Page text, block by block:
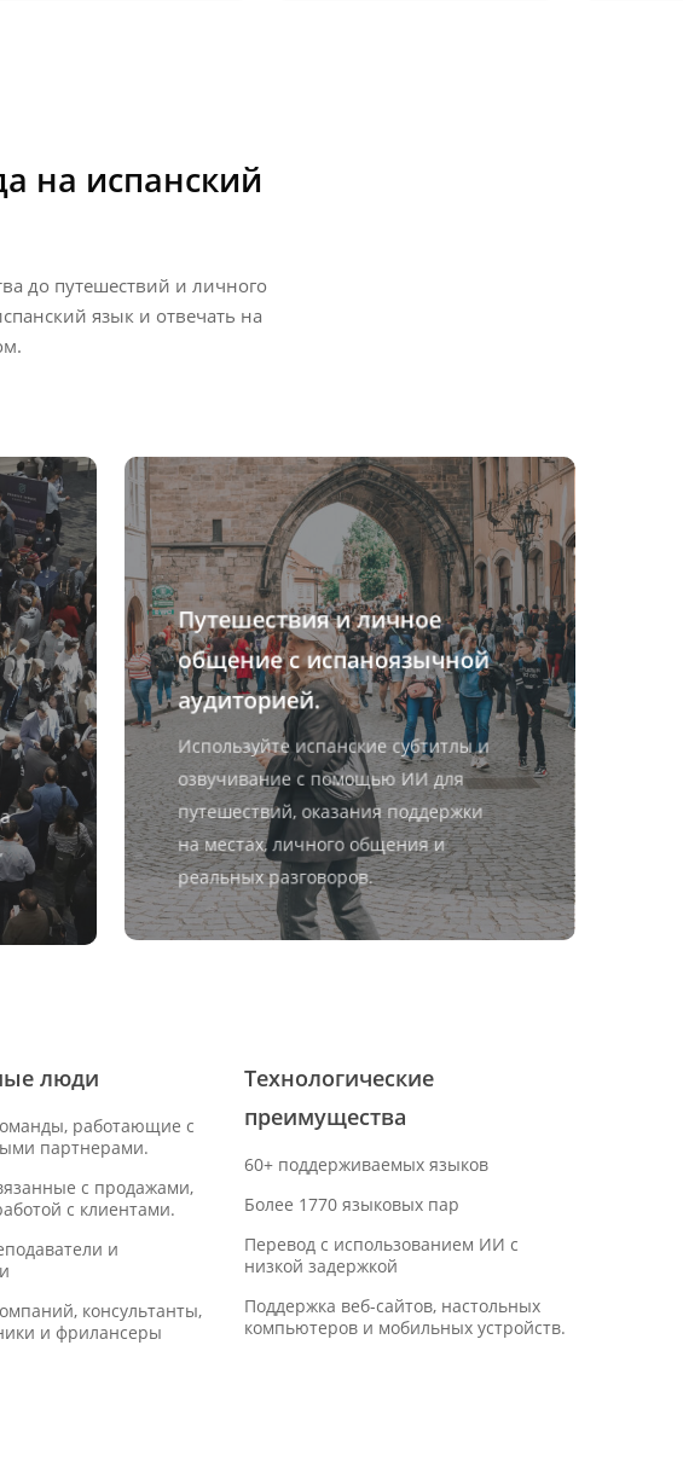
на испанский
до путешествий и личного
язык и отвечать на
Путешествия и личное
общение с испаноязычной
аудиторией.
Используйте испанские субтитлы и
озвучивание с помощью ИИ для
путешествий, оказания поддержки
на местах, личного общения и
реальных разговоров.
люди
работающие с
партнерами.
с продажами,
с клиентами.
и
консультанты,
и фрилансеры
Технологические
преимущества
60+ поддерживаемых языков
Более 1770 языковых пар
Перевод с использованием ИИ с
низкой задержкой
Поддержка веб-сайтов, настольных
компьютеров и мобильных устройств.